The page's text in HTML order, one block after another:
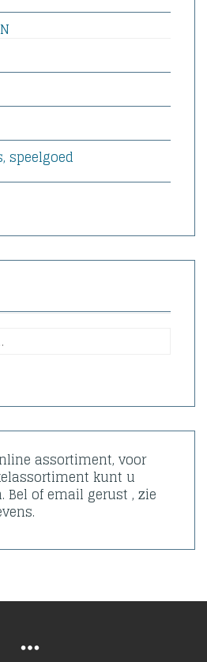
speelgoed
assortiment, voor
kunt u
Bel of email gerust , zie